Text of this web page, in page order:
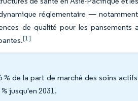
réglementaire —
de qualité pour les
[1]
de la part de marché des soins
jusqu'en 2031.